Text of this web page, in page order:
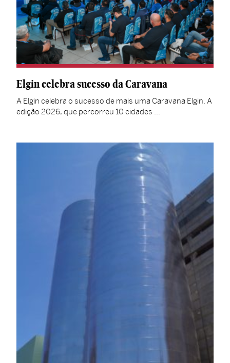
Elgin celebra sucesso da Caravana
A Elgin celebra o sucesso de mais uma Caravana Elgin. A
edição 2026, que percorreu 10 cidades …